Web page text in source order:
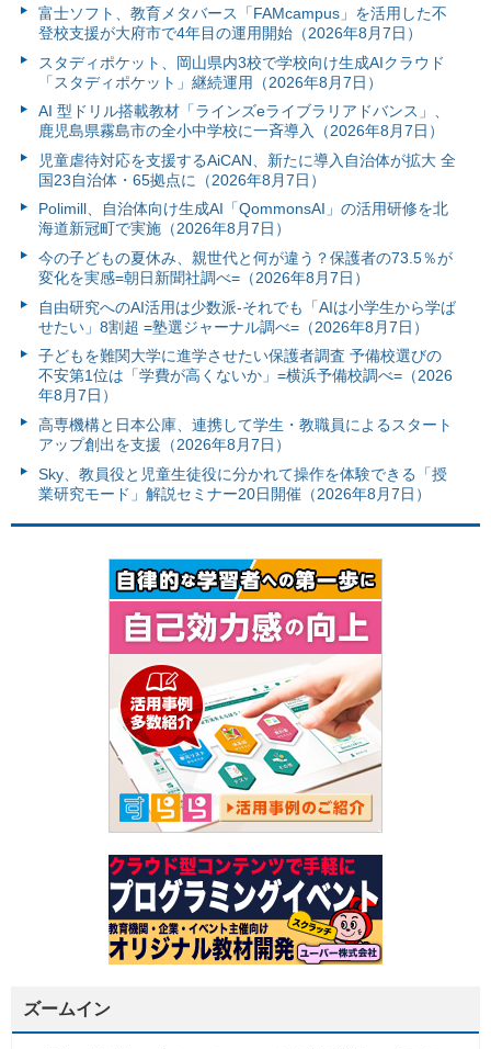
富⼠ソフト、教育メタバース「FAMcampus」を活用した不
登校支援が大府市で4年目の運用開始（2026年8月7日）
スタディポケット、岡山県内3校で学校向け生成AIクラウド
「スタディポケット」継続運用（2026年8月7日）
AI 型ドリル搭載教材「ラインズeライブラリアドバンス」、
鹿児島県霧島市の全小中学校に一斉導入（2026年8月7日）
児童虐待対応を支援するAiCAN、新たに導入自治体が拡大 全
国23自治体・65拠点に（2026年8月7日）
Polimill、自治体向け生成AI「QommonsAI」の活用研修を北
海道新冠町で実施（2026年8月7日）
今の子どもの夏休み、親世代と何が違う？保護者の73.5％が
変化を実感=朝日新聞社調べ=（2026年8月7日）
自由研究へのAI活用は少数派-それでも「AIは小学生から学ば
せたい」8割超 =塾選ジャーナル調べ=（2026年8月7日）
子どもを難関大学に進学させたい保護者調査 予備校選びの
不安第1位は「学費が高くないか」=横浜予備校調べ=（2026
年8月7日）
高専機構と日本公庫、連携して学生・教職員によるスタート
アップ創出を支援（2026年8月7日）
Sky、教員役と児童生徒役に分かれて操作を体験できる「授
業研究モード」解説セミナー20日開催（2026年8月7日）
ズームイン